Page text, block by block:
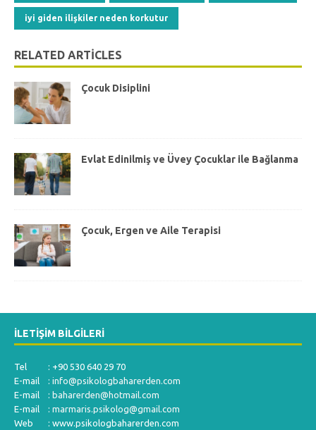
iyi giden ilişkiler neden korkutur
RELATED ARTICLES
Çocuk Disiplini
Evlat Edinilmiş ve Üvey Çocuklar ile Bağlanma
Çocuk, Ergen ve Aile Terapisi
İLETIŞIM BILGILERI
Tel : +90 530 640 29 70
E-mail : info@psikologbaharerden.com
E-mail : baharerden@hotmail.com
E-mail : marmaris.psikolog@gmail.com
Web : www.psikologbaharerden.com